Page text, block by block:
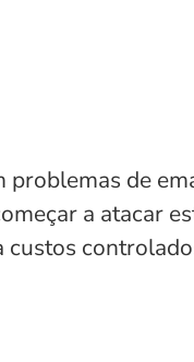
problemas de
a atacar
custos